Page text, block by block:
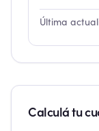
Última
Calculá tu